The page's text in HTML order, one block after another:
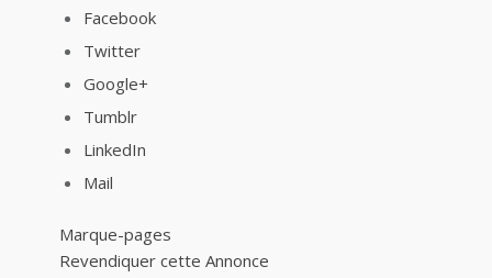
Facebook
Twitter
Google+
Tumblr
LinkedIn
Mail
Marque-pages
Revendiquer cette Annonce